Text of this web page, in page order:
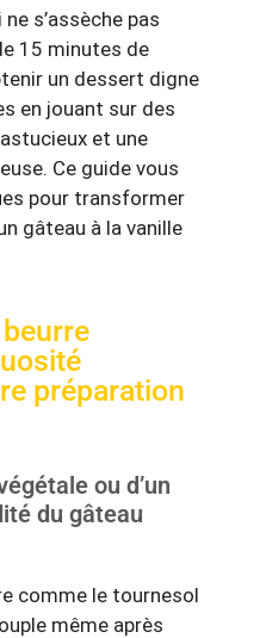
s’assèche pas
15 minutes de
un dessert digne
en jouant sur des
et une
Ce guide vous
pour transformer
gâteau à la vanille
préparation
ou d’un
du gâteau
comme le tournesol
même après